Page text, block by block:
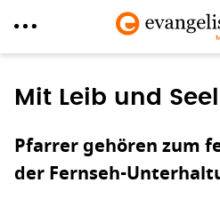
zum
Mit Leib und
Pfarrer gehören zum
der Fernseh-